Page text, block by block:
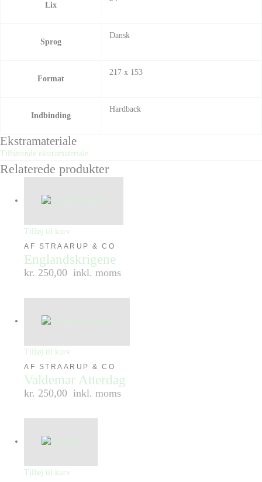
Lix
Sprog
Dansk
Format
217 x 153
Indbinding
Hardback
Ekstramateriale
Tilhørende ekstramateriale
Relaterede produkter
Tilføj til kurv
AF STRAARUP & CO
Englandskrigene
kr. 250,00 inkl. moms
Tilføj til kurv
AF STRAARUP & CO
Valdemar Atterdag
kr. 250,00 inkl. moms
Tilføj til kurv